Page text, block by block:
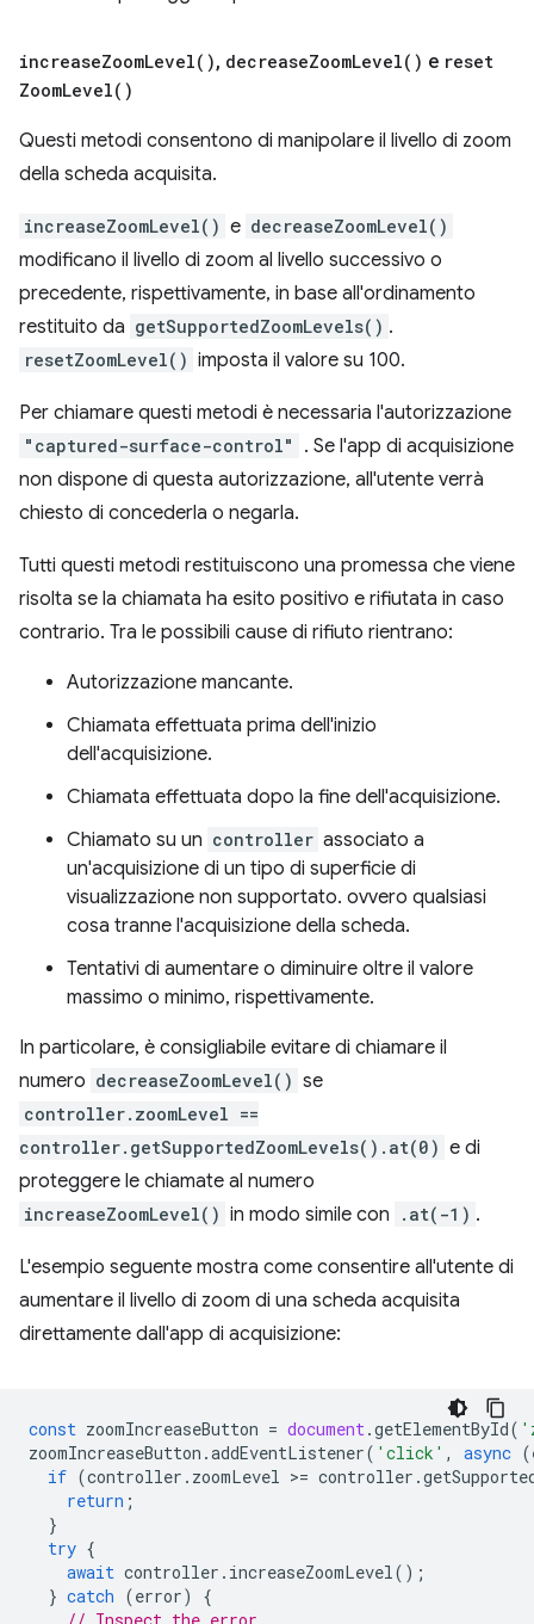
increaseZoomLevel( ), decreaseZoomLevel( ) e reset
ZoomLevel( )
Questi metodi consentono di manipolare il livello di zoom
della scheda acquisita.
increaseZoomLevel() e decreaseZoomLevel()
modificano il livello di zoom al livello successivo o
precedente, rispettivamente, in base all'ordinamento
restituito da getSupportedZoomLevels() .
resetZoomLevel() imposta il valore su 100.
Per chiamare questi metodi è necessaria l'autorizzazione
"captured-surface-control"
. Se l'app di acquisizione
non dispone di questa autorizzazione, all'utente verrà
chiesto di concederla o negarla.
Tutti questi metodi restituiscono una promessa che viene
risolta se la chiamata ha esito positivo e rifiutata in caso
contrario. Tra le possibili cause di rifiuto rientrano:
Autorizzazione mancante.
Chiamata effettuata prima dell'inizio
dell'acquisizione.
Chiamata effettuata dopo la fine dell'acquisizione.
Chiamato su un controller associato a
un'acquisizione di un tipo di superficie di
visualizzazione non supportato. ovvero qualsiasi
cosa tranne l'acquisizione della scheda.
Tentativi di aumentare o diminuire oltre il valore
massimo o minimo, rispettivamente.
In particolare, è consigliabile evitare di chiamare il
numero decreaseZoomLevel() se
controller.zoomLevel ==
controller.getSupportedZoomLevels().at(0) e di
proteggere le chiamate al numero
increaseZoomLevel() in modo simile con .at(-1) .
L'esempio seguente mostra come consentire all'utente di
aumentare il livello di zoom di una scheda acquisita
direttamente dall'app di acquisizione:
const zoomIncreaseButton = document.getElementById(
zoomIncreaseButton .addEventListener( 'click' , async (
if (controller . zoomLevel >= controller .
return ;
}
try {
await controller . increaseZoomLevel();
} catch (error)
{